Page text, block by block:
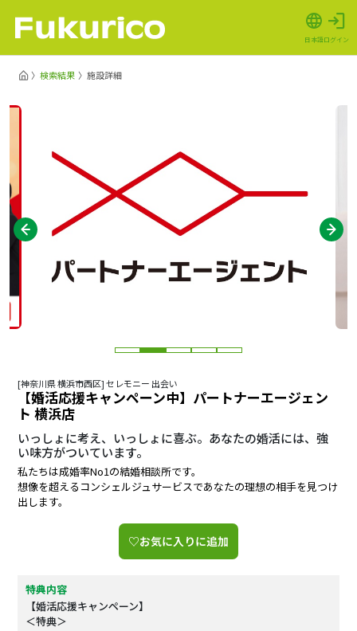
日本語ログイン
検索結果 施設詳細
[神奈川県 横浜市西区] セレモニー 出会い
【婚活応援キャンペーン中】パートナーエージェン
ト 横浜店
いっしょに考え、いっしょに喜ぶ。あなたの婚活には、強
い味方がついています。
私たちは成婚率No1の結婚相談所です。
想像を超えるコンシェルジュサービスであなたの理想の相手を見つけ
出します。
♡お気に入りに追加
特典内容
【婚活応援キャンペーン】
＜特典＞